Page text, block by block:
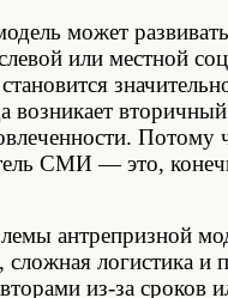
может
или местной
возникает
Потому
СМИ — это,
антрепризной
сложная логистика и
из-за сроков